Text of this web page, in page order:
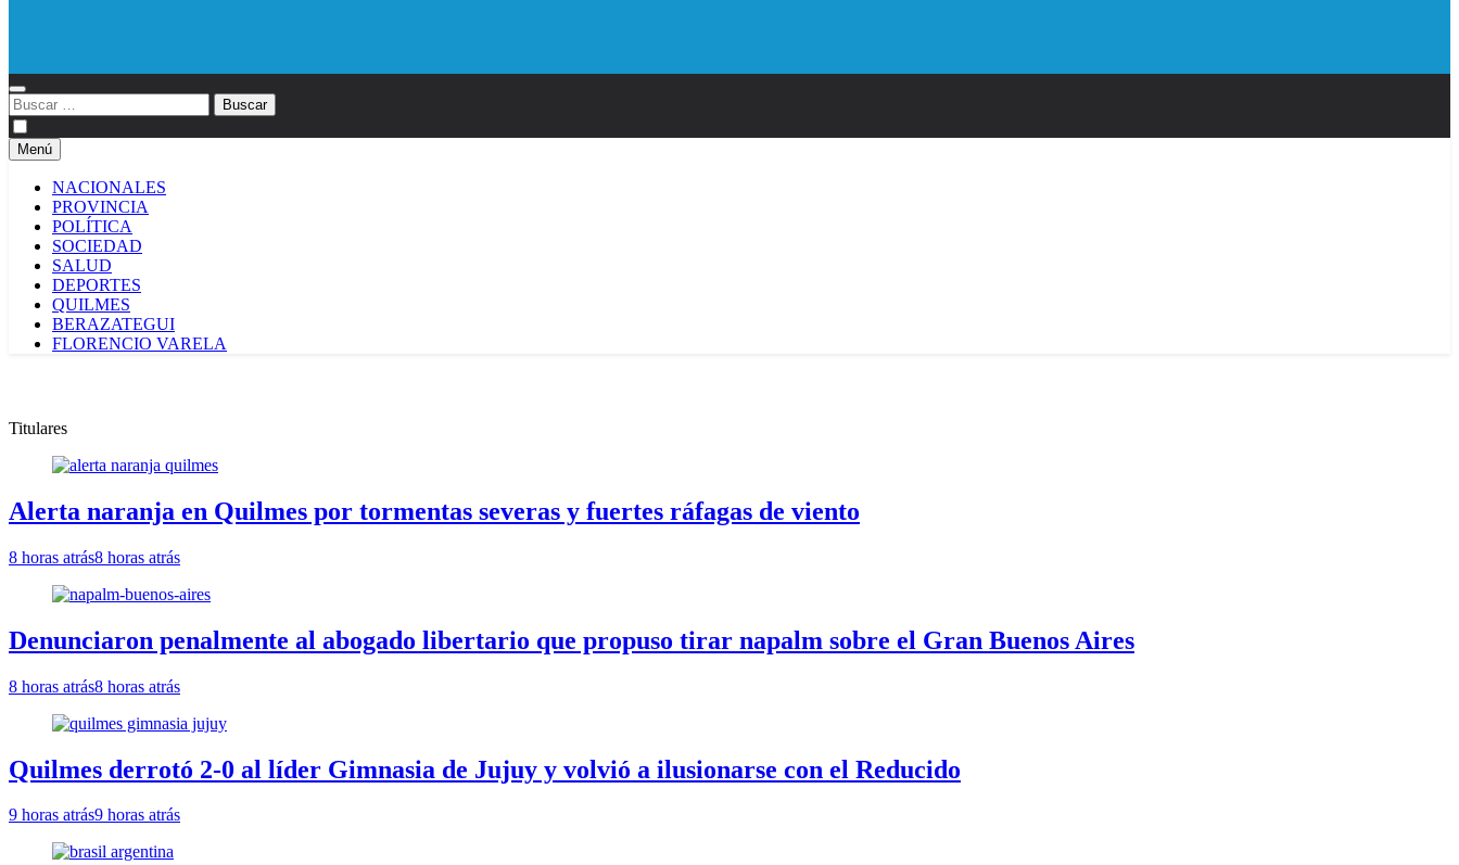
Buscar:
Menú
NACIONALES
PROVINCIA
POLÍTICA
SOCIEDAD
SALUD
DEPORTES
QUILMES
BERAZATEGUI
FLORENCIO VARELA
Titulares
Alerta naranja en Quilmes por tormentas severas y fuertes ráfagas de viento
8 horas atrás8 horas atrás
Denunciaron penalmente al abogado libertario que propuso tirar napalm sobre el Gran Buenos Aires
8 horas atrás8 horas atrás
Quilmes derrotó 2-0 al líder Gimnasia de Jujuy y volvió a ilusionarse con el Reducido
9 horas atrás9 horas atrás